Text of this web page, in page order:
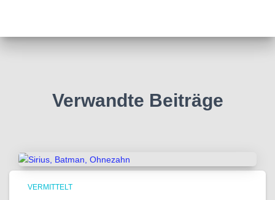
Verwandte Beiträge
VERMITTELT